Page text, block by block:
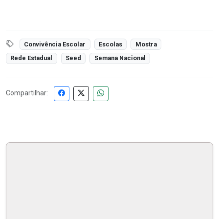
Convivência Escolar Escolas
Mostra
Rede Estadual
Seed Semana Nacional
Compartilhar: